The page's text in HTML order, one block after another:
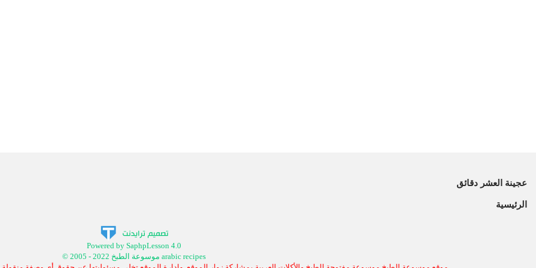
عجينة العشر دقائق
الرئيسية
Powered by SaphpLesson 4.0
© 2005 - 2022 موسوعة الطبخ arabic recipes